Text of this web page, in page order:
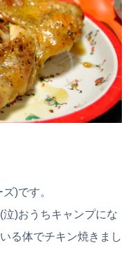
)です。
)おうちキャンプにな
る体でチキン焼きまし